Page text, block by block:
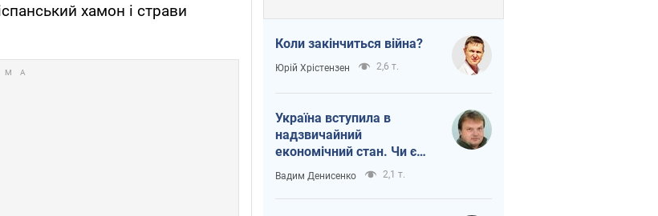
хамон і страви
Коли закінчиться війна?
Юрій Хрістензен 2,6 т.
Україна вступила в
надзвичайний
економічний стан. Чи є
світло вкінці тунелю?
Вадим Денисенко 2,1 т.